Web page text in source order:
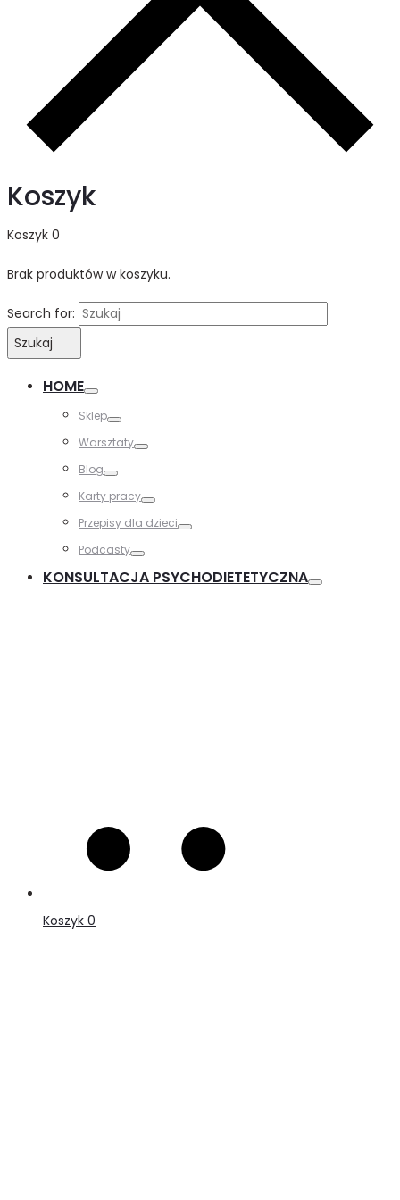
Koszyk
Koszyk 0
Brak produktów w koszyku.
Search for:
Szukaj
HOME
Sklep
Warsztaty
Blog
Karty pracy
Przepisy dla dzieci
Podcasty
KONSULTACJA PSYCHODIETETYCZNA
Koszyk 0